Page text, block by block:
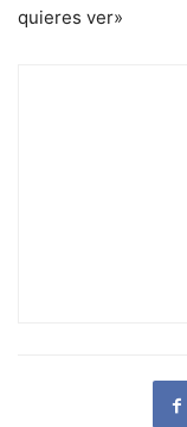
quieres ver»